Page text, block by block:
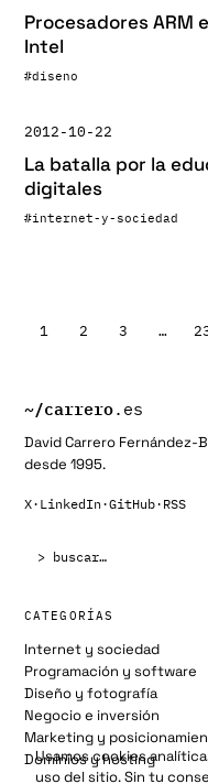
Procesadores ARM
Intel
#diseno
2012-10-22
La batalla por la
digitales
#internet-y-sociedad
Paginación
entradas
1 2 3 …
~/carrero.es
David Carrero
desde 1995.
X· LinkedIn·GitHub· RSS
CATEGORÍAS
Internet y sociedad
Programación y software
Diseño y fotografía
Negocio e inversión
Marketing y
Dominios y hosting
Usamos cookies
uso del sitio. Sin tu